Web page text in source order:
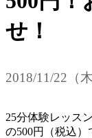
せ！
2018/11/22（木
25分体験レッス
の500円（税込）